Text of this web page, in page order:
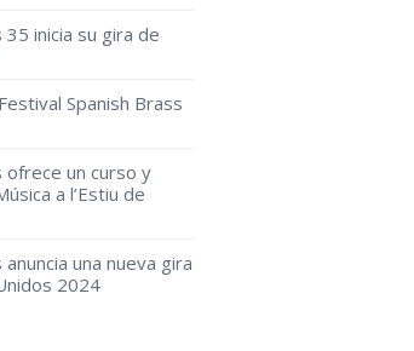
35 inicia su gira de
Spanish Brass
ofrece un curso y
a l’Estiu de
una nueva gira
2024